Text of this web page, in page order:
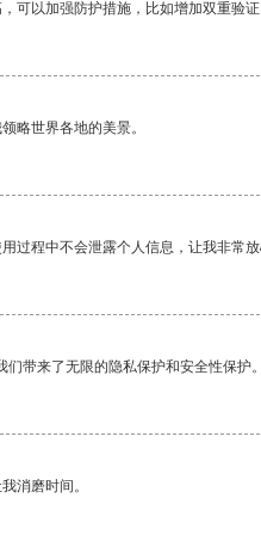
可以加强防护措施，比如增加双重验证
略世界各地的美景。
过程中不会泄露个人信息，让我非常放
带来了无限的隐私保护和安全性保护。
消磨时间。